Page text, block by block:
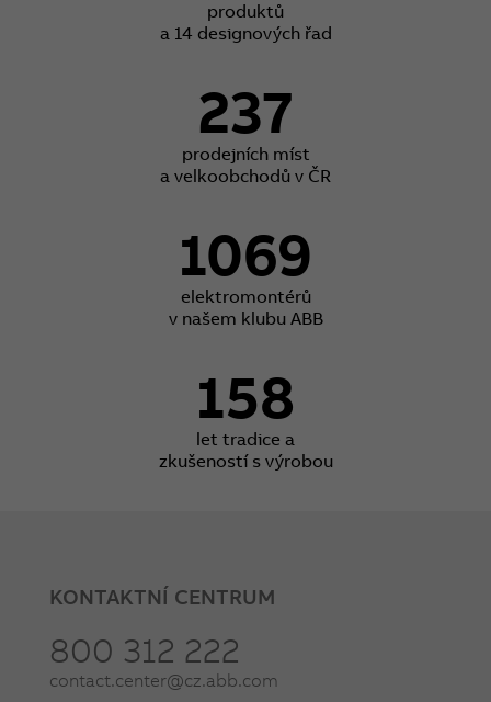
produktů
a 14 designových řad
237
prodejních míst
a velkoobchodů v ČR
1069
elektromontérů
v našem klubu ABB
158
let tradice a
zkušeností s výrobou
KONTAKTNÍ CENTRUM
800 312 222
contact.center@cz.abb.com